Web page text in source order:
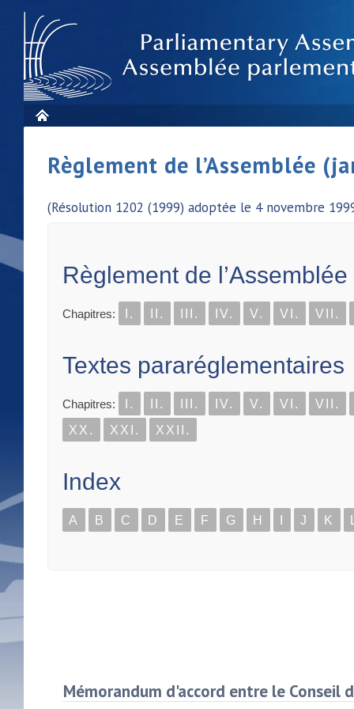
Règlement de l’Assemblée
(Résolution 1202 (1999) adoptée le 4 novembre
Règlement de l’Assemblée
Chapitres: I. II. III. IV. V. VI. VII.
Textes pararéglementaires
Chapitres: I. II. III. IV. V. VI.
VII.
XX.
XXI. XXII.
Index
A B C D E F G H J K
Mémorandum d'accord entre le